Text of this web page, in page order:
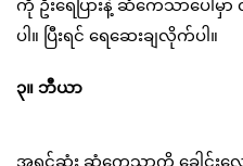
ကို ဦးရေပြားနဲ့ ဆံကေသာပေါ်မှာ
ပါ။ ပြီးရင် ရေဆေးချလိုက်ပါ။
၃။ ဘီယာ
အရင်ဆုံး ဆံကေသာကို ခေါင်းလ